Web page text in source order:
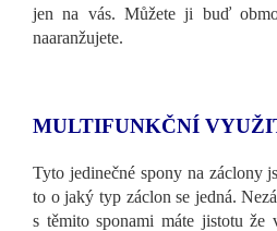
jen na vás. Můžete ji buď
naaranžujete.
MULTIFUNKČNÍ
Tyto jedinečné spony na záclony
to o jaký typ záclon se jedná.
s těmito sponami máte jistotu že